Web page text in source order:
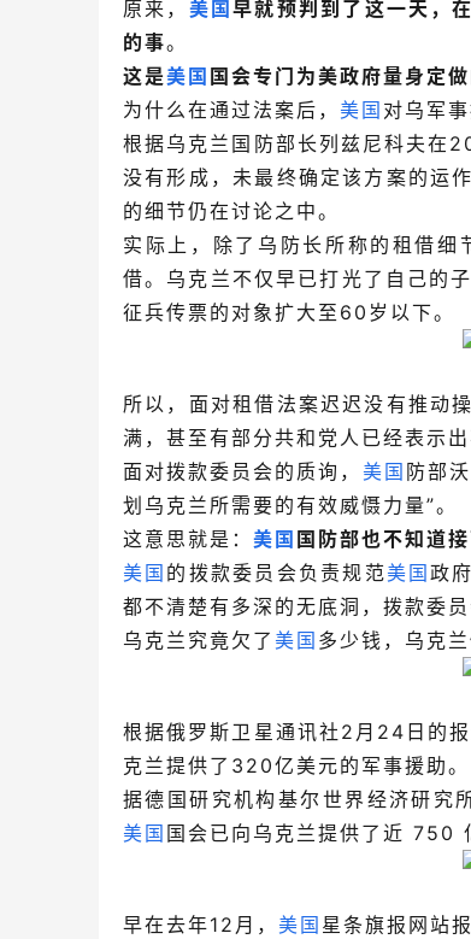
原来， 美国早就预判到了这一天，
的事。
这是美国 国会专门为美政府量身定
为什么在通过法案后， 美国 对乌军
根据乌克兰国防部长列兹尼科夫在
没有形成，未最终确定该方案的运
的细节仍在讨论之中。
实际上，除了乌防长所称的租借
借。乌克兰不仅早已打光了自己的
征兵传票的对象扩大至60岁以下。
所以，面对租借法案迟迟没有推动
满，甚至有部分共和党人已经表示
面对拨款委员会的质询， 美国 防部
划乌克兰所需要的有效威慑力量”。
这意思就是： 美国 国防部也不知道
美国 的拨款委员会负责规范美国政
都不清楚有多深的无底洞，拨款委
乌克兰究竟欠了 美国 多少钱，乌克
根据俄罗斯卫星通讯社2月24日的报
克兰提供了320亿美元的军事援助。
据德国研究机构基尔世界经济研
美国 国会已向乌克兰提供了近 750
早在去年12月，美国 星条旗报网站